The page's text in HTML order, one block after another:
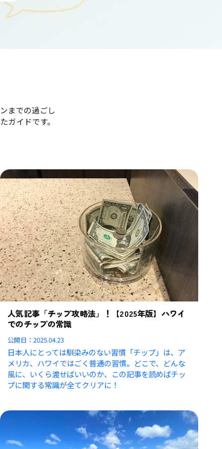
までの過ごし
ガイドです。
人気記事「チップ攻略法」！【2025年版】ハワイ
でのチップの常識
公開日：2025.04.23
日本人にとっては馴染みのない習慣「チップ」は、ア
メリカ、ハワイではごく普通の習慣。どこで、どんな
風に、いくら渡せばいいのか、この記事を読めばチッ
プに関する常識が全てクリアに！